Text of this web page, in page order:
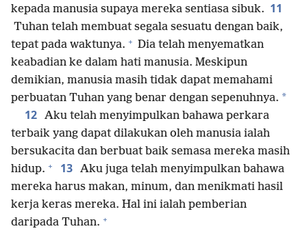
kepada manusia supaya mereka sentiasa sibuk. 11
Tuhan telah membuat segala sesuatu dengan baik,
tepat pada waktunya. + Dia telah menyematkan
keabadian ke dalam hati manusia. Meskipun
demikian, manusia masih tidak dapat memahami
perbuatan Tuhan yang benar dengan sepenuhnya. *
12 Aku telah menyimpulkan bahawa perkara
terbaik yang dapat dilakukan oleh manusia ialah
bersukacita dan berbuat baik semasa mereka masih
hidup. + 13 Aku juga telah menyimpulkan bahawa
mereka harus makan, minum, dan menikmati hasil
kerja keras mereka. Hal ini ialah pemberian
daripada Tuhan. +